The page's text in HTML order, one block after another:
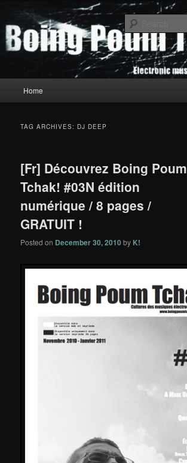
primary
content
secondary
contentBoing Poum Tchak!
Home
TAG ARCHIVES: DJ DEEP
[Fr] Découvrez Boing Poum
Tchak! #03N édition
numérique / 8 pages /
GRATUIT !
Posted on December 30, 2010 by K!